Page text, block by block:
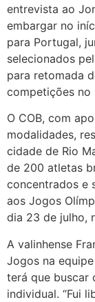
entrevista ao
embargar no
para Portugal,
selecionados
para retomada
competições no
O COB, com
modalidades,
cidade de Rio
de 200 atletas
concentrados e
aos Jogos
dia 23 de julho,
A valinhense
Jogos na
terá que buscar
individual. “Fui